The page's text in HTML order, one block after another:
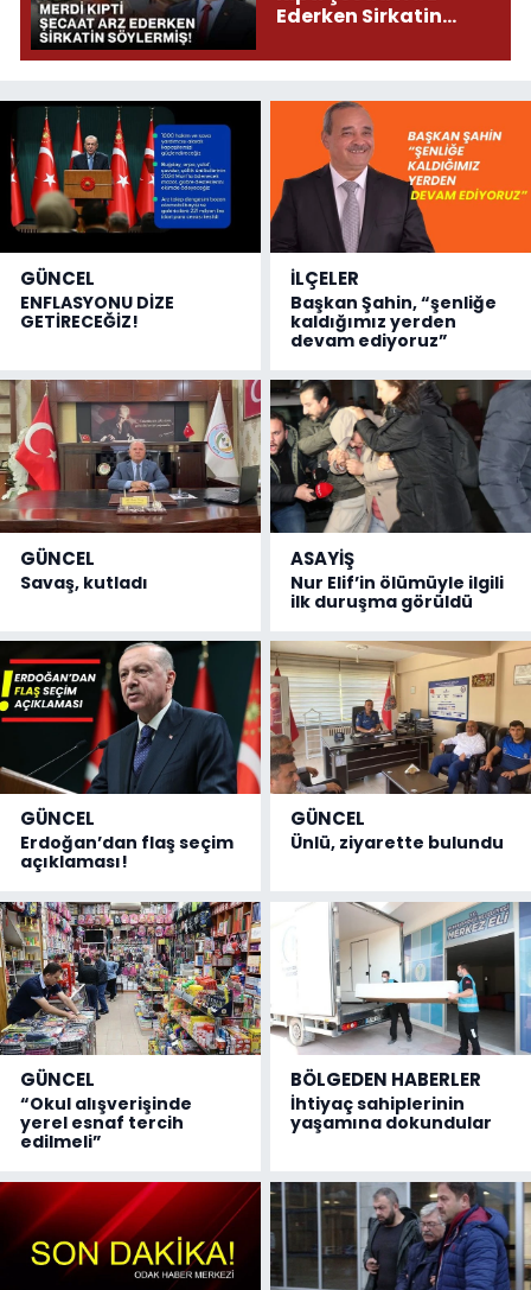
Ederken Sirkatin
GÜNCEL
ENFLASYONU DİZE
GETİRECEĞİZ!
İLÇELER
Başkan Şahin, “şenliğe
kaldığımız yerden
devam ediyoruz”
GÜNCEL
Savaş, kutladı
ASAYİŞ
Nur Elif’in ölümüyle ilgili
ilk duruşma görüldü
GÜNCEL
Erdoğan’dan flaş seçim
açıklaması!
GÜNCEL
Ünlü, ziyarette bulundu
GÜNCEL
“Okul alışverişinde
yerel esnaf tercih
edilmeli”
BÖLGEDEN HABERLER
İhtiyaç sahiplerinin
yaşamına dokundular